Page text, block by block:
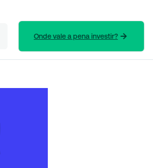
Onde vale a pena investir?